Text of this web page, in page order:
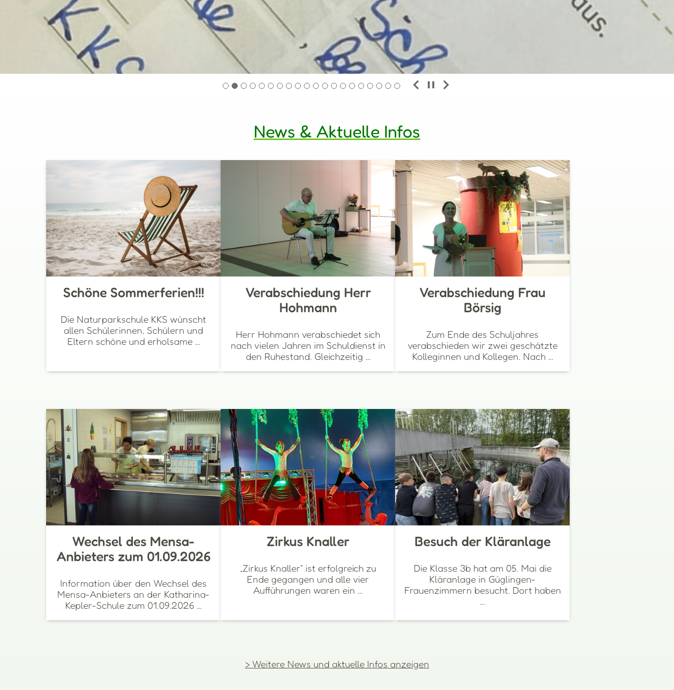
News & Aktuelle Infos
Schöne Sommerferien!!!
Die Naturparkschule KKS wünscht
allen Schülerinnen, Schülern und
Eltern schöne und erholsame …
Verabschiedung Herr
Hohmann
Herr Hohmann verabschiedet sich
nach vielen Jahren im Schuldienst in
den Ruhestand. Gleichzeitig …
Verabschiedung Frau
Börsig
Zum Ende des Schuljahres
verabschieden wir zwei geschätzte
Kolleginnen und Kollegen. Nach …
Wechsel des Mensa-
Anbieters zum 01.09.2026
Information über den Wechsel des
Mensa-Anbieters an der Katharina-
Kepler-Schule zum 01.09.2026 …
Zirkus Knaller
„Zirkus Knaller“ ist erfolgreich zu
Ende gegangen und alle vier
Aufführungen waren ein …
Besuch der Kläranlage
Die Klasse 3b hat am 05. Mai die
Kläranlage in Güglingen-
Frauenzimmern besucht. Dort haben
> Weitere News und aktuelle Infos anzeigen